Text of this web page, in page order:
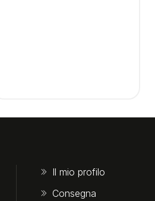
Il mio profilo
Consegna